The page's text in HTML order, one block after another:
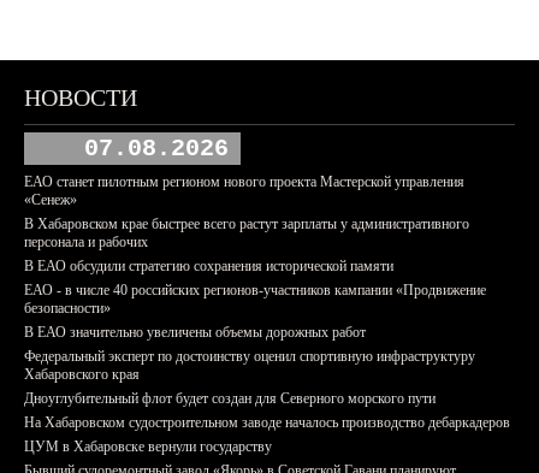
НОВОСТИ
07.08.2026
ЕАО станет пилотным регионом нового проекта Мастерской управления
«Сенеж»
В Хабаровском крае быстрее всего растут зарплаты у административного
персонала и рабочих
В ЕАО обсудили стратегию сохранения исторической памяти
ЕАО - в числе 40 российских регионов-участников кампании «Продвижение
безопасности»
В ЕАО значительно увеличены объемы дорожных работ
Федеральный эксперт по достоинству оценил спортивную инфраструктуру
Хабаровского края
Дноуглубительный флот будет создан для Северного морского пути
На Хабаровском судостроительном заводе началось производство дебаркадеров
ЦУМ в Хабаровске вернули государству